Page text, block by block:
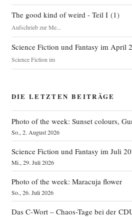
The good kind of weird - Teil I(1)
Aufschrieb zur Me...
Science Fiction und Fantasy im April
Science Fiction im
DIE LETZTEN BEITRÄGE
Photo of the week: Sunset colours,
So., 2. August 2026
Science Fiction und Fantasy im Juli
Mi., 29. Juli 2026
Photo of the week: Maracuja flower
So., 26. Juli 2026
Das C‑Wort – Chaos-Tage bei der